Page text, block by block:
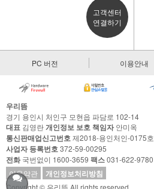
고객센터
연결하기
PC 버전 이용안내
우리뜸
경기 용인시 처인구 모현읍 파담로 102-14
대표 김영란개인정보 보호 책임자안미옥
통신판매업신고번호제2018-용인처인-0175호
사업자 등록번호372-59-00295
전화국번없이 1600-3659 팩스031-622-9780
이용약관
개인정보처리방침
Copyright © 우리뜸 All rights reserved.